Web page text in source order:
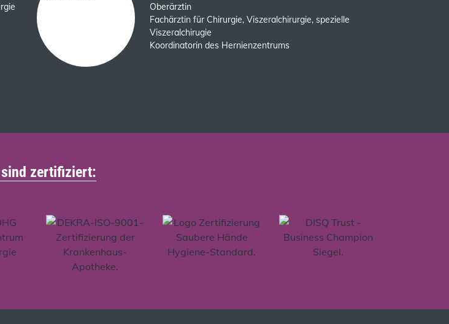
Oberärztin
Fachärztin für Chirurgie, Viszeralchirurgie, spezielle
Viszeralchirugie
Koordinatorin des Hernienzentrums
zertifiziert: